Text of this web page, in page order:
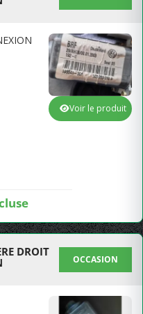
Voir le produit
DROIT
OCCASION